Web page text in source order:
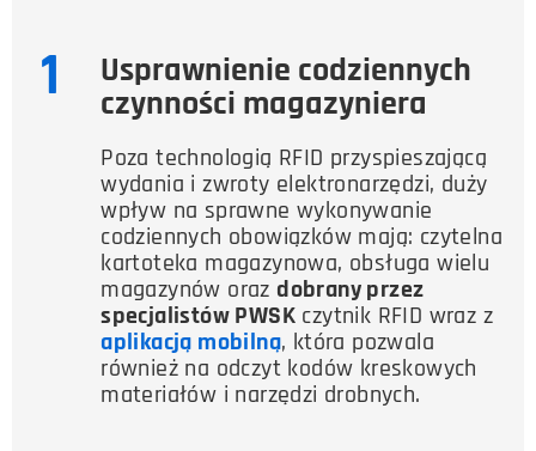
1 Usprawnienie codziennych
czynności magazyniera
Poza technologią RFID przyspieszającą
wydania i zwroty elektronarzędzi, duży
wpływ na sprawne wykonywanie
codziennych obowiązków mają: czytelna
kartoteka magazynowa, obsługa wielu
magazynów oraz dobrany przez
specjalistów PWSK czytnik RFID wraz z
aplikacją mobilną, która pozwala
również na odczyt kodów kreskowych
materiałów i narzędzi drobnych.